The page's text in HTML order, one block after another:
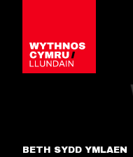
BETH SYDD YMLAEN